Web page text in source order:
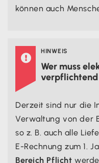
können auch
 HINWEIS
Wer muss
Derzeit sind nur die
Verwaltung von der
so z. B. auch alle
E-Rechnung zum 1.
Bereich Pflicht